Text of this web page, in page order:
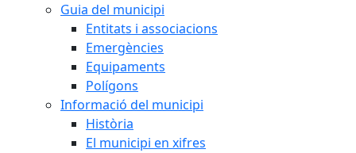
Guia del municipi
Entitats i associacions
Emergències
Equipaments
Polígons
Informació del municipi
Història
El municipi en xifres